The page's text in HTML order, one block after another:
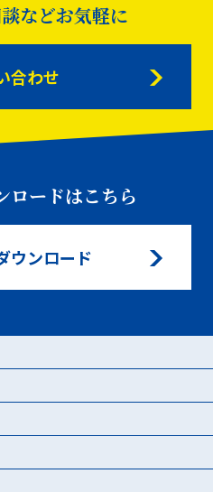
などお気軽に
合わせ
ロードはこちら
ウンロード